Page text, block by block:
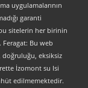
uygulamalarının
garanti
sitelerin her birinin
Bu web
eksiksiz
İzomont su Isi
edilmemektedir.